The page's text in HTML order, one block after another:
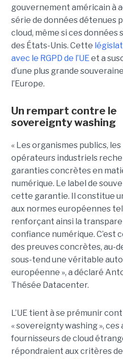
gouvernement américain à
série de données détenues
cloud, même si ces
des États-Unis. Cette
avec le RGPD de l’UEet a
d’une plus grande
l’Europe.
Un rempart contre le
sovereignty washing
« Les organismes publics,
opérateurs industriels
garanties concrètes en
numérique. Le label de
cette garantie. Il constitue
aux normes européennes
renforçant ainsi la
confiance numérique. C’est
des preuves concrètes, au-
sous-tend une véritable
européenne », a déclaré
Thésée Datacenter.
L’UE tient à se prémunir
« sovereignty washing »,
fournisseurs de cloud
répondraient aux critères